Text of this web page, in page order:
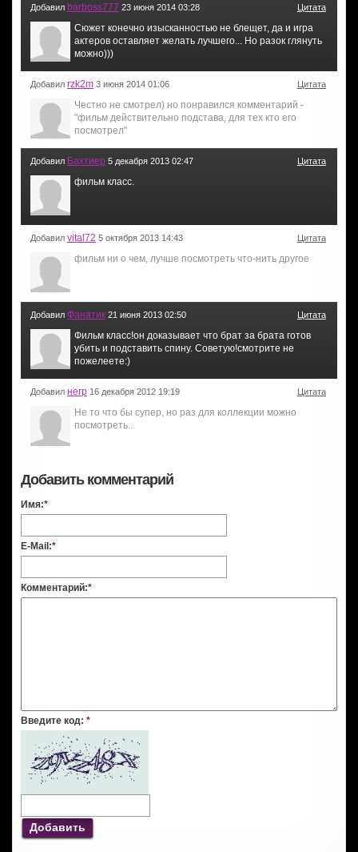
Добавил barboss777 23 июня 2014 03:28 Цитата
Сюжет конечно изысканностью не блещет, да и игра
актеров оставляет желать лучшего... Но разок глянуть
можно)))
Добавил rzk2m 3 июня 2014 01:06 Цитата
Честно не смотрел) но понравился комментарий -
"фильм действительно подстава, для тех кто его
посмотрел"
Добавил Бахтиер 5 декабря 2013 02:47 Цитата
фильм класс.
Добавил vital72 5 октября 2013 14:43 Цитата
фильм ни о чем, лучше посмотреть что-нить другое
Добавил Фанатик 21 июня 2013 02:50 Цитата
Фильм класс!он доказывает что брат за брата готов
убить и подставить спину. Советую!смотрите не
пожелеете:)
Добавил негр 16 декабря 2012 19:19 Цитата
Не то что бы супер, но раз для коллекции можно
посмотреть...
Добавить комментарий
Имя:*
E-Mail:*
Комментарий:*
Введите код: *
Добавить